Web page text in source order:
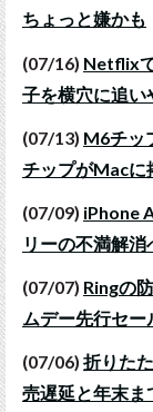
ちょっと嫌かも
(07/16) Netflix
子を横穴に追い
(07/13) M6チッ
チップがMacに
(07/09) iPhone
リーの不満解
(07/07) Ringの
ムデー先行セー
(07/06) 折りた
売遅延と年末ま